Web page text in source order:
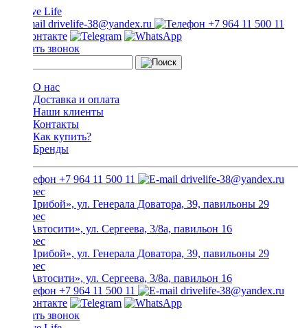
drivelife-38@yandex.ru +7 964 11 500 11
Заказать звонок
О нас
Доставка и оплата
Наши клиенты
Контакты
Как купить?
Бренды
+7 964 11 500 11 drivelife-38@yandex.ru
ТЦ «Прибой», ул. Генерала Доватора, 39, павильоны 29
ТЦ «Автосити», ул. Сергеева, 3/8а, павильон 16
ТЦ «Прибой», ул. Генерала Доватора, 39, павильоны 29
ТЦ «Автосити», ул. Сергеева, 3/8а, павильон 16
+7 964 11 500 11
drivelife-38@yandex.ru
Заказать звонок